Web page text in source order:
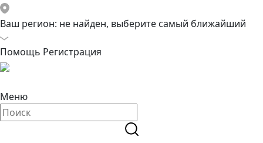
Ваш регион: не найден, выберите самый ближайший
Помощь Регистрация
Меню